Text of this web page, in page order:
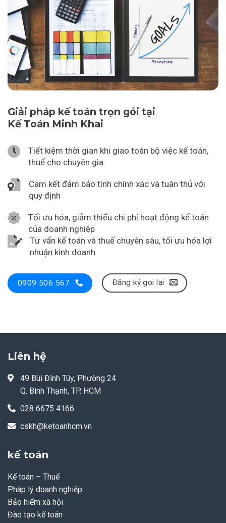
Giải pháp kế toán trọn gói tại
Kế Toán Minh Khai
Tiết kiệm thời gian khi giao toàn bộ việc kế toán,
thuế cho chuyên gia
Cam kết đảm bảo tính chính xác và tuân thủ với
quy định
Tối ưu hóa, giảm thiểu chi phí hoạt động kế toán
của doanh nghiệp
Tư vấn kế toán và thuế chuyên sâu, tối ưu hóa lợi
nhuận kinh doanh
0909 506 567 Đăng ký gọi lại
Liên hệ
49 Bùi Đình Túy, Phường 24
Q. Bình Thạnh, TP. HCM
028 6675 4166
cskh@ketoanhcm.vn
kế toán
Kế toán – Thuế
Pháp lý doanh nghiệp
Bảo hiểm xã hội
Đào tạo kế toán